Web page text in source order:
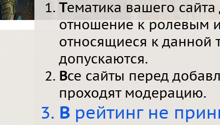
Тематика вашего
отношение к ролевым
относящиеся к данной
допускаются.
Все сайты перед
проходят модерацию.
В рейтинг не